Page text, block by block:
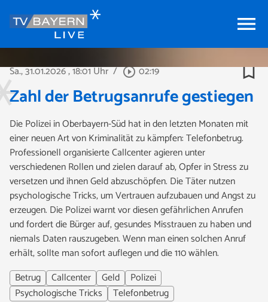
menu
Sa., 31.01.2026, 18:01 Uhr / play_circle_outline02:19 bookmark_border
Zahl der Betrugsanrufe gestiegen
Die Polizei in Oberbayern-Süd hat in den letzten Monaten mit
einer neuen Art von Kriminalität zu kämpfen: Telefonbetrug.
Professionell organisierte Callcenter agieren unter
verschiedenen Rollen und zielen darauf ab, Opfer in Stress zu
versetzen und ihnen Geld abzuschöpfen. Die Täter nutzen
psychologische Tricks, um Vertrauen aufzubauen und Angst zu
erzeugen. Die Polizei warnt vor diesen gefährlichen Anrufen
und fordert die Bürger auf, gesundes Misstrauen zu haben und
niemals Daten rauszugeben. Wenn man einen solchen Anruf
erhält, sollte man sofort auflegen und die 110 wählen.
Betrug
Callcenter Geld
Polizei
Psychologische Tricks
Telefonbetrug